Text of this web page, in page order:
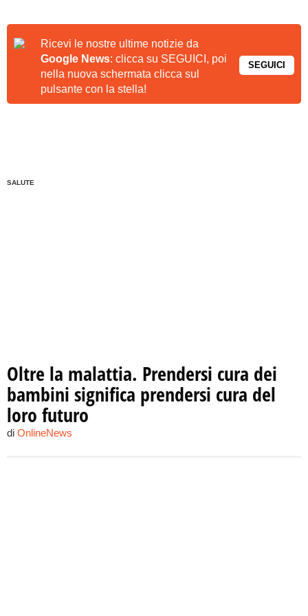
Ricevi le nostre ultime notizie da
Google News: clicca su SEGUICI, poi
nella nuova schermata clicca sul
pulsante con la stella!
SEGUICI
SALUTE
Oltre la malattia. Prendersi cura dei
bambini significa prendersi cura del
loro futuro
di OnlineNews